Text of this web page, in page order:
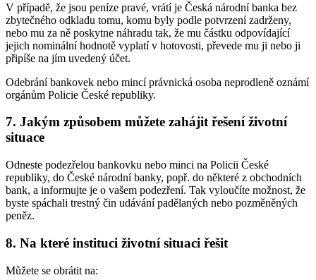
V případě, že jsou peníze pravé, vrátí je Česká národní banka bez
zbytečného odkladu tomu, komu byly podle potvrzení zadrženy,
nebo mu za ně poskytne náhradu tak, že mu částku odpovídající
jejich nominální hodnotě vyplatí v hotovosti, převede mu ji nebo ji
připíše na jím uvedený účet.
Odebrání bankovek nebo mincí právnická osoba neprodleně oznámí
orgánům Policie České republiky.
7. Jakým způsobem můžete zahájit řešení životní
situace
Odneste podezřelou bankovku nebo minci na Policii České
republiky, do České národní banky, popř. do některé z obchodních
bank, a informujte je o vašem podezření. Tak vyloučíte možnost, že
byste spáchali trestný čin udávání padělaných nebo pozměněných
peněz.
8. Na které instituci životní situaci řešit
Můžete se obrátit na: